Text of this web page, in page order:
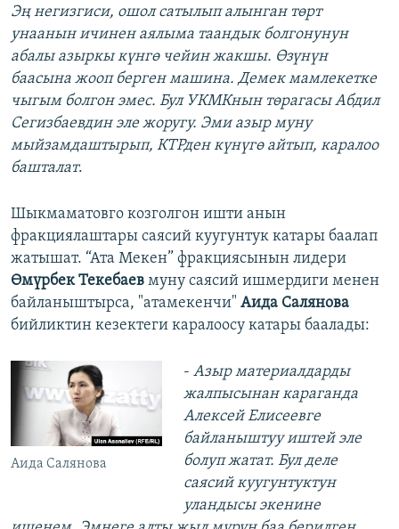
Эң негизгиси, ошол сатылып алынган төрт
унаанын ичинен аялыма таандык болгонунун
абалы азыркы күнгө чейин жакшы. Өзүнүн
баасына жооп берген машина. Демек мамлекетке
чыгым болгон эмес. Бул УКМКнын төрагасы Абдил
Сегизбаевдин эле жоругу. Эми азыр муну
мыйзамдаштырып, КТРден күнүгө айтып, каралоо
башталат.
Шыкмаматовго козголгон ишти анын
фракциялаштары саясий куугунтук катары баалап
жатышат. “Ата Мекен” фракциясынын лидери
Өмүрбек Текебаев муну саясий ишмердиги менен
байланыштырса, "атамекенчи" Аида Салянова
бийликтин кезектеги каралоосу катары баалады:
Аида Салянова
- Азыр материалдарды
жалпысынан караганда
Алексей Елисеевге
байланыштуу иштей эле
болуп жатат. Бул деле
саясий куугунтуктун
уландысы экенине